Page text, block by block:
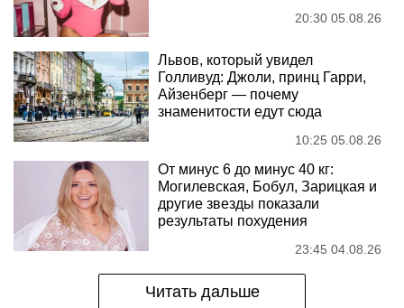
20:30 05.08.26
Львов, который увидел
Голливуд: Джоли, принц Гарри,
Айзенберг — почему
знаменитости едут сюда
10:25 05.08.26
От минус 6 до минус 40 кг:
Могилевская, Бобул, Зарицкая и
другие звезды показали
результаты похудения
23:45 04.08.26
Читать дальше